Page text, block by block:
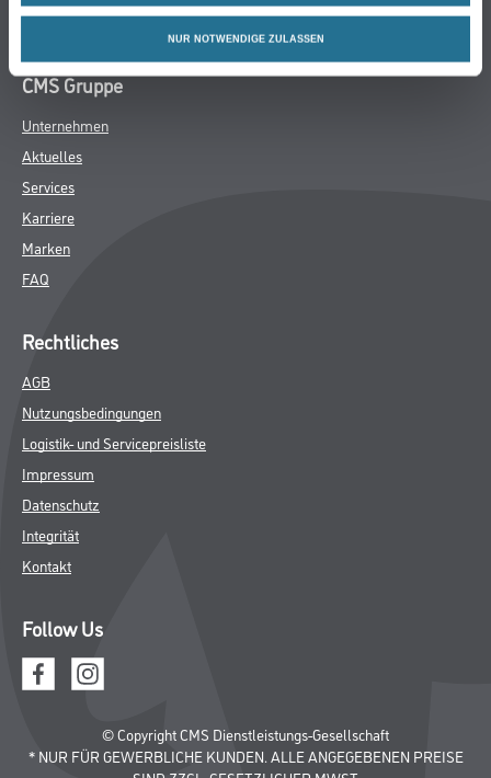
NUR NOTWENDIGE ZULASSEN
Verbrauchsmaterialien
CMS Gruppe
Unternehmen
Aktuelles
Services
Karriere
Marken
FAQ
Rechtliches
AGB
Nutzungsbedingungen
Logistik- und Servicepreisliste
Impressum
Datenschutz
Integrität
Kontakt
Follow Us
© Copyright CMS Dienstleistungs-Gesellschaft
* NUR FÜR GEWERBLICHE KUNDEN. ALLE ANGEGEBENEN PREISE